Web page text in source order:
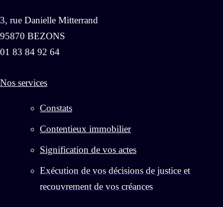
3, rue Danielle Mitterrand
95870 BEZONS
01 83 84 92 64
Nos services
Constats
Contentieux immobilier
Signification de vos actes
Exécution de vos décisions de justice et
recouvrement de vos créances